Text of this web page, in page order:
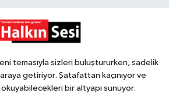
temasıyla sizleri buluştururken, sadelik
getiriyor. Şatafattan kaçınıyor ve
bir altyapı sunuyor.